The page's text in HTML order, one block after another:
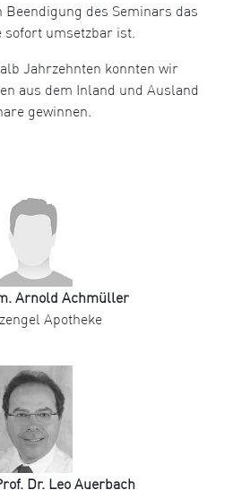
Beendigung des Seminars das
sofort umsetzbar ist.
Jahrzehnten konnten wir
aus dem Inland und Ausland
gewinnen.
Arnold Achmüller
Apotheke
Dr. Leo Auerbach